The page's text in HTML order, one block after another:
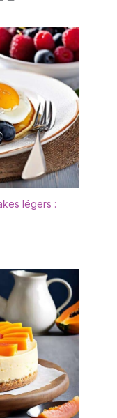
des
des
de fleurs
des figurines
Sa forme
visibilité
tous les
&
Utilisez
en verre
un
contre la
l'humidité.
préserver
souvenirs
transformant
pièce
artistique.
Créative
Cette glass
à toutes
décoration
terrarium
légers :